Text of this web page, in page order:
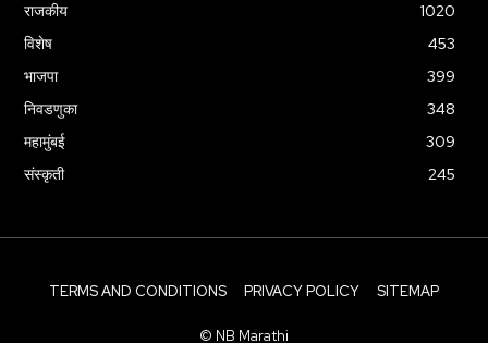
राजकीय
1020
विशेष
453
भाजपा
399
निवडणुका
348
महामुंबई
309
संस्कृती
245
TERMS AND CONDITIONS PRIVACY POLICY SITEMAP
© NB Marathi